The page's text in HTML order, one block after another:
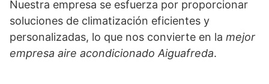
Nuestra empresa se esfuerza por proporcionar
soluciones de climatización eficientes y
personalizadas, lo que nos convierte en la mejor
empresa aire acondicionado Aiguafreda.